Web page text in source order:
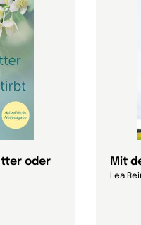
oder
Mit
Lea